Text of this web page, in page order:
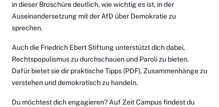
indieser Broschüredeutlich, wie wichtig es ist, in der
Auseinandersetzung mit der AfD über Demokratie zu
sprechen.
Auch die Friedrich Ebert Stiftung unterstützt dich dabei,
Rechtspopulismus zu durchschauen und Paroli zu bieten.
Dafür bietet siedir praktische Tipps (PDF), Zusammenhänge zu
verstehen und demokratisch zu handeln.
Du möchtest dich engagieren? Auf Zeit Campus findest du